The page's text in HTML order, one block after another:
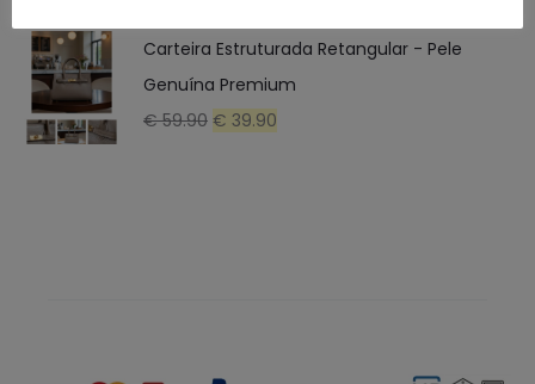
Carteira Estruturada Retangular - Pele
Genuína Premium
€59.90 O
€ 39.90